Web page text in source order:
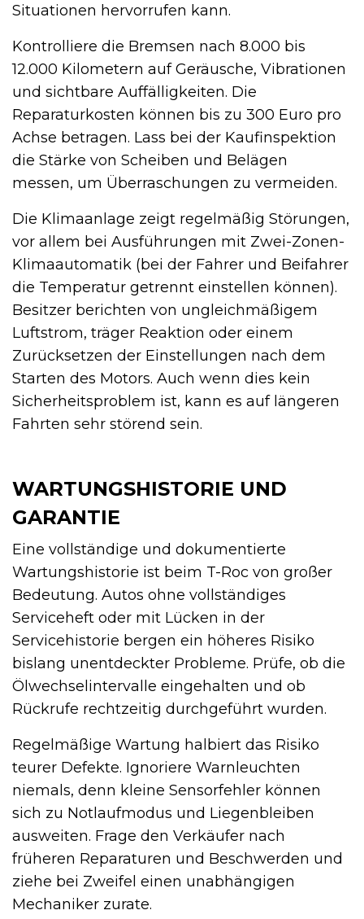
Situationen hervorrufen kann.
Kontrolliere die Bremsen nach 8.000 bis
12.000 Kilometern auf Geräusche, Vibrationen
und sichtbare Auffälligkeiten. Die
Reparaturkosten können bis zu 300 Euro pro
Achse betragen. Lass bei der Kaufinspektion
die Stärke von Scheiben und Belägen
messen, um Überraschungen zu vermeiden.
Die Klimaanlage zeigt regelmäßig Störungen,
vor allem bei Ausführungen mit Zwei-Zonen-
Klimaautomatik (bei der Fahrer und Beifahrer
die Temperatur getrennt einstellen können).
Besitzer berichten von ungleichmäßigem
Luftstrom, träger Reaktion oder einem
Zurücksetzen der Einstellungen nach dem
Starten des Motors. Auch wenn dies kein
Sicherheitsproblem ist, kann es auf längeren
Fahrten sehr störend sein.
WARTUNGSHISTORIE UND
GARANTIE
Eine vollständige und dokumentierte
Wartungshistorie ist beim T-Roc von großer
Bedeutung. Autos ohne vollständiges
Serviceheft oder mit Lücken in der
Servicehistorie bergen ein höheres Risiko
bislang unentdeckter Probleme. Prüfe, ob die
Ölwechselintervalle eingehalten und ob
Rückrufe rechtzeitig durchgeführt wurden.
Regelmäßige Wartung halbiert das Risiko
teurer Defekte. Ignoriere Warnleuchten
niemals, denn kleine Sensorfehler können
sich zu Notlaufmodus und Liegenbleiben
ausweiten. Frage den Verkäufer nach
früheren Reparaturen und Beschwerden und
ziehe bei Zweifel einen unabhängigen
Mechaniker zurate.